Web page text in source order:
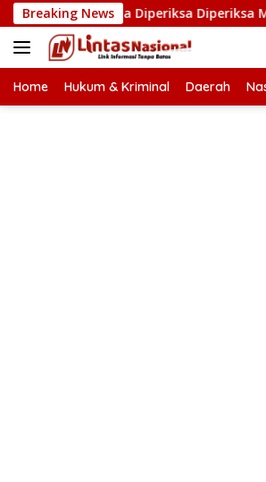
Langsung
ke
konten
Breaking News
Narkoba Diperiksa Diperiksa Mabes
Home Hukum & Kriminal Daerah